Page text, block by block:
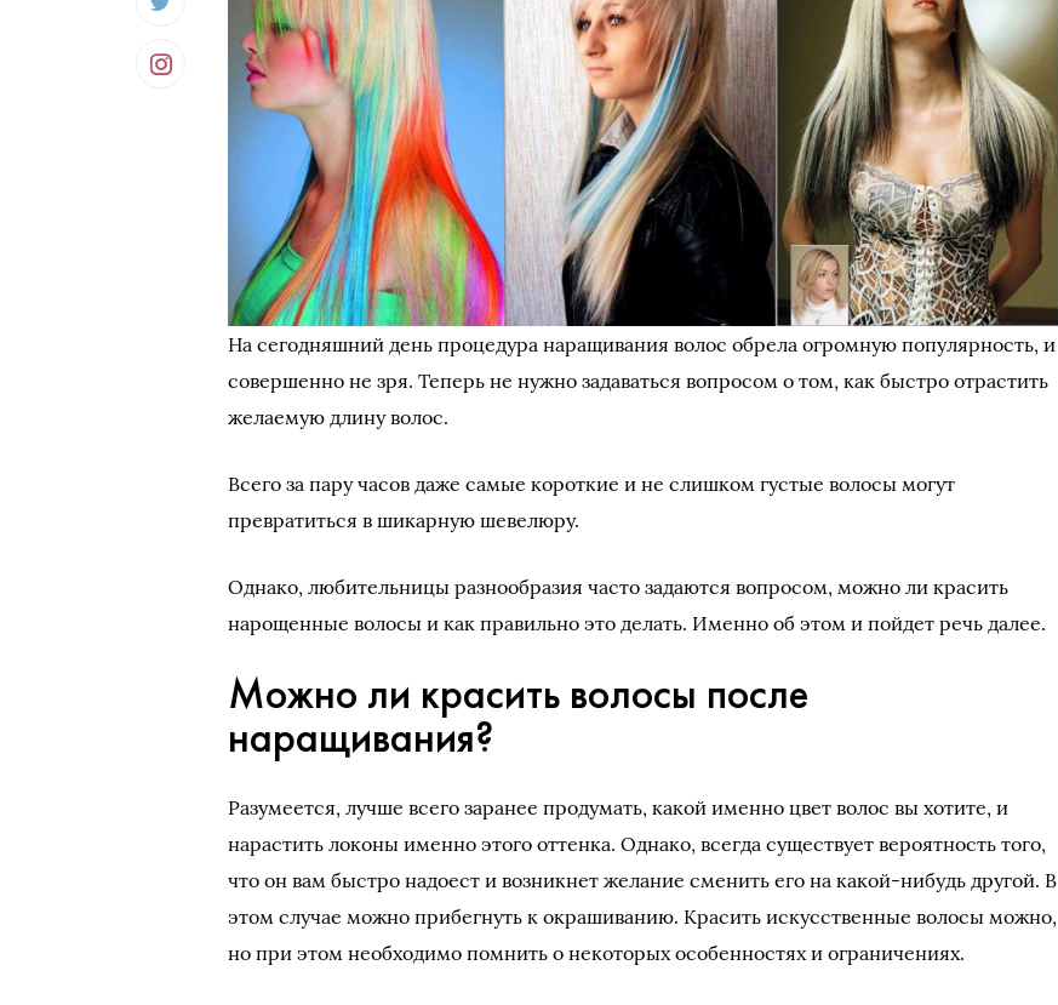
На сегодняшний день процедура наращивания волос обрела огромную популярность, и
совершенно не зря. Теперь не нужно задаваться вопросом о том, как быстро отрастить
желаемую длину волос.
Всего за пару часов даже самые короткие и не слишком густые волосы могут
превратиться в шикарную шевелюру.
Однако, любительницы разнообразия часто задаются вопросом, можно ли красить
нарощенные волосы и как правильно это делать. Именно об этом и пойдет речь далее.
Можно ли красить волосы после
наращивания?
Разумеется, лучше всего заранее продумать, какой именно цвет волос вы хотите, и
нарастить локоны именно этого оттенка. Однако, всегда существует вероятность того,
что он вам быстро надоест и возникнет желание сменить его на какой-нибудь другой. В
этом случае можно прибегнуть к окрашиванию. Красить искусственные волосы можно,
но при этом необходимо помнить о некоторых особенностях и ограничениях.